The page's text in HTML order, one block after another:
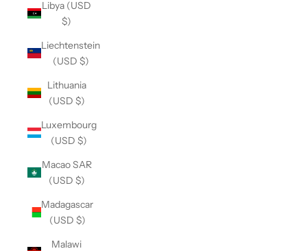
Libya (USD
$)
Liechtenstein
(USD $)
Lithuania
(USD $)
Luxembourg
(USD $)
Macao SAR
(USD $)
Madagascar
(USD $)
Malawi